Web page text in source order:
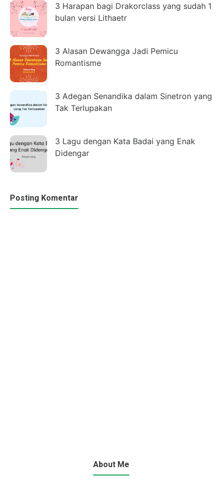
3 Harapan bagi Drakorclass yang sudah 1
bulan versi Lithaetr
3 Alasan Dewangga Jadi Pemicu
Romantisme
3 Adegan Senandika dalam Sinetron yang
Tak Terlupakan
3 Lagu dengan Kata Badai yang Enak
Didengar
Posting Komentar
About Me